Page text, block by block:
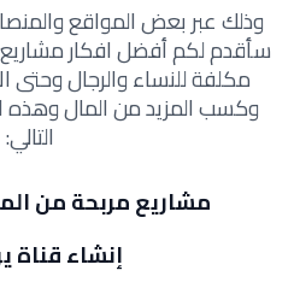
وذلك عبر بعض المواقع
سأقدم لكم أفضل افكار
مكلفة للنساء والرجال وحتى
وكسب المزيد من المال
التالي:
مشاريع مربحة من
إنشاء قناة